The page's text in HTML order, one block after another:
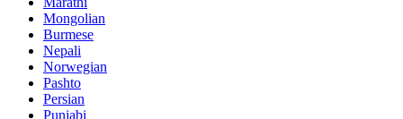
Mongolian
Burmese
Nepali
Norwegian
Pashto
Persian
Punjabi